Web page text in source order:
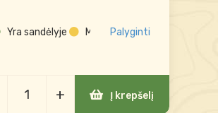
Yra sandėlyje Mažas likutis
Palyginti
+ Į krepšelį